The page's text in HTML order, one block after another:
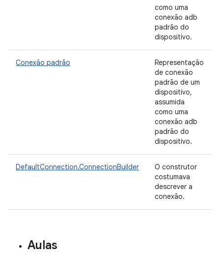
como uma
conexão adb
padrão do
dispositivo.
Conexão padrão
Representação
de conexão
padrão de um
dispositivo,
assumida
como uma
conexão adb
padrão do
dispositivo.
DefaultConnection.ConnectionBuilder
O construtor
costumava
descrever a
conexão.
Aulas